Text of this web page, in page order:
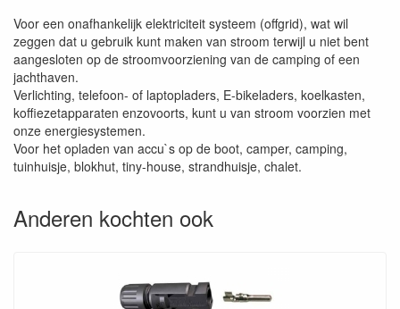
Voor een onafhankelijk elektriciteit systeem (offgrid), wat wil
zeggen dat u gebruik kunt maken van stroom terwijl u niet bent
aangesloten op de stroomvoorziening van de camping of een
jachthaven.
Verlichting, telefoon- of laptopladers, E-bikeladers, koelkasten,
koffiezetapparaten enzovoorts, kunt u van stroom voorzien met
onze energiesystemen.
Voor het opladen van accu`s op de boot, camper, camping,
tuinhuisje, blokhut, tiny-house, strandhuisje, chalet.
Anderen kochten ook